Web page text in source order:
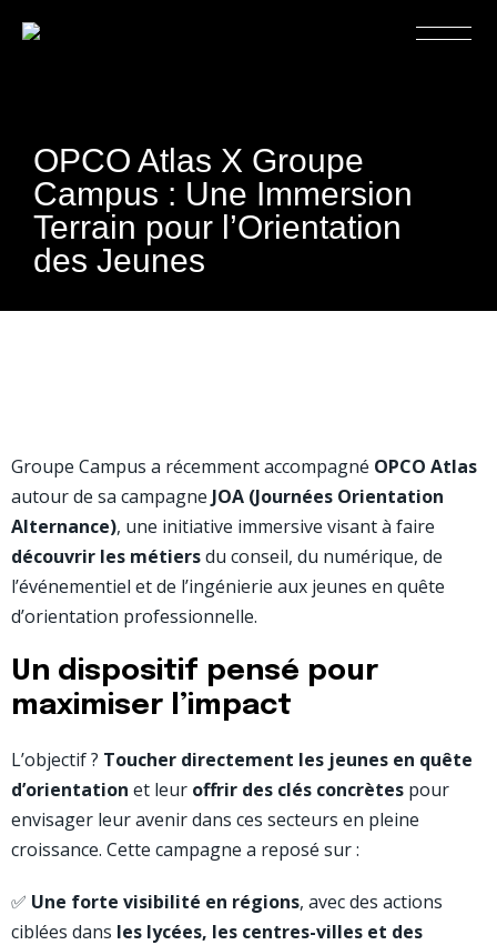
OPCO Atlas X Groupe
Campus : Une Immersion
Terrain pour l’Orientation
des Jeunes
Groupe Campus a récemment accompagné OPCO Atlas
autour de sa campagne JOA (Journées Orientation
Alternance), une initiative immersive visant à faire
découvrir les métiersdu conseil, du numérique, de
l’événementiel et de l’ingénierie aux jeunes en quête
d’orientation professionnelle.
Un dispositif pensé pour
maximiser l’impact
L’objectif ? Toucher directement les jeunes en quête
d’orientation et leur offrir des clés concrètes pour
envisager leur avenir dans ces secteurs en pleine
croissance. Cette campagne a reposé sur :
✅ Une forte visibilité en régions, avec des actions
ciblées dans les lycées, les centres-villes et des